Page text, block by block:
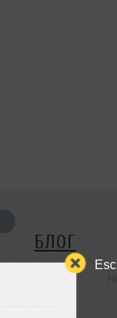
Esc
БЛОГ